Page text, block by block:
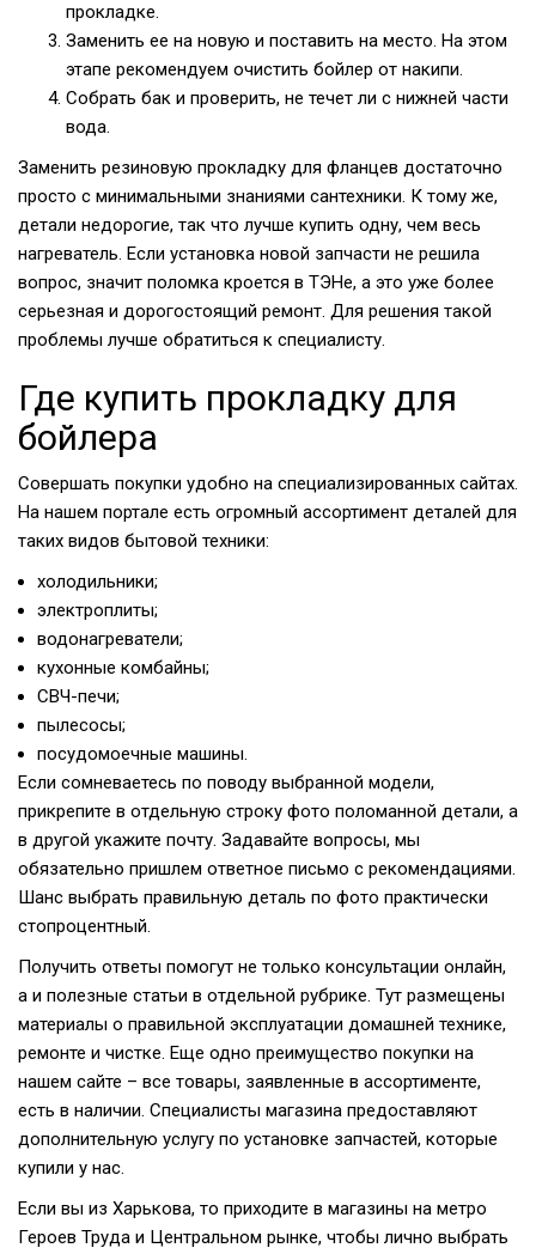
прокладке.
Заменить ее на новую и поставить на место. На этом
этапе рекомендуем очистить бойлер от накипи.
Собрать бак и проверить, не течет ли с нижней части
вода.
Заменить резиновую прокладку для фланцев достаточно
просто с минимальными знаниями сантехники. К тому же,
детали недорогие, так что лучше купить одну, чем весь
нагреватель. Если установка новой запчасти не решила
вопрос, значит поломка кроется в ТЭНе, а это уже более
серьезная и дорогостоящий ремонт. Для решения такой
проблемы лучше обратиться к специалисту.
Где купить прокладку для
бойлера
Совершать покупки удобно на специализированных сайтах.
На нашем портале есть огромный ассортимент деталей для
таких видов бытовой техники:
холодильники;
электроплиты;
водонагреватели;
кухонные комбайны;
СВЧ-печи;
пылесосы;
посудомоечные машины.
Если сомневаетесь по поводу выбранной модели,
прикрепите в отдельную строку фото поломанной детали, а
в другой укажите почту. Задавайте вопросы, мы
обязательно пришлем ответное письмо с рекомендациями.
Шанс выбрать правильную деталь по фото практически
стопроцентный.
Получить ответы помогут не только консультации онлайн,
а и полезные статьи в отдельной рубрике. Тут размещены
материалы о правильной эксплуатации домашней технике,
ремонте и чистке. Еще одно преимущество покупки на
нашем сайте – все товары, заявленные в ассортименте,
есть в наличии. Специалисты магазина предоставляют
дополнительную услугу по установке запчастей, которые
купили у нас.
Если вы из Харькова, то приходите в магазины на метро
Героев Труда и Центральном рынке, чтобы лично выбрать